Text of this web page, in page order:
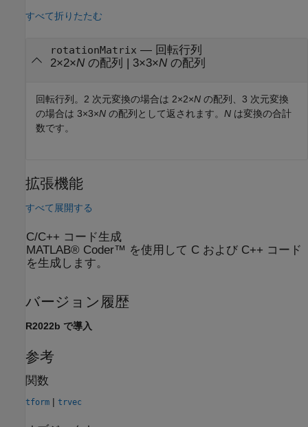
すべて折りたたむ
rotationMatrix — 回転行列
2×2×Nの配列 | 3×3×Nの配列
回転行列。2 次元変換の場合は 2×2×N の配列、3 次元変換
の場合は 3×3×N の配列として返されます。 N は変換の合計
数です。
拡張機能
すべて展開する
C/C++ コード生成
MATLAB® Coder™ を使用して C および C++ コード
を生成します。
バージョン履歴
R2022b で導入
参考
関数
tform | trvec